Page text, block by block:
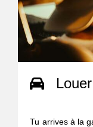
Tu arrives à la